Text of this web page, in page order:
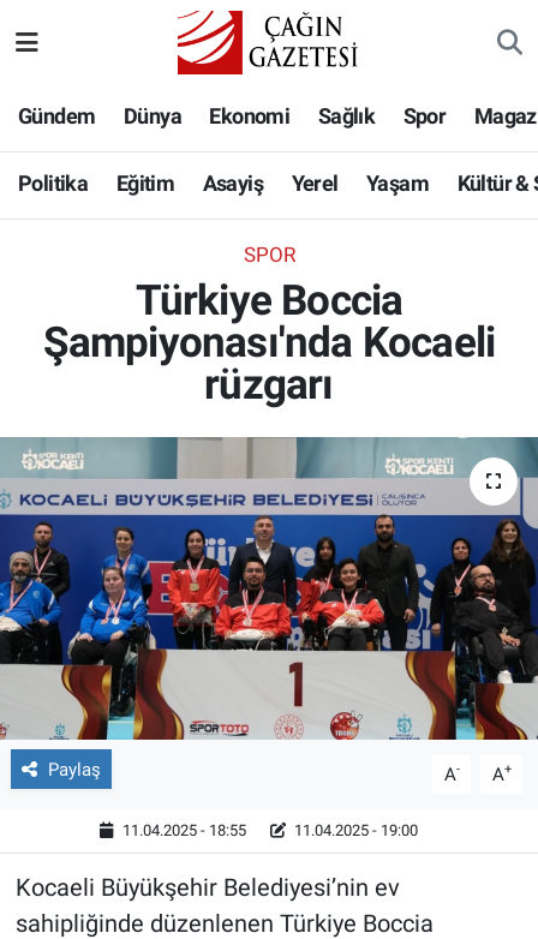
Gündem Dünya Ekonomi Sağlık Spor
Politika Eğitim Asayiş Yerel Yaşam Kültür &
SPOR
Türkiye Boccia
Şampiyonası'nda Kocaeli
rüzgarı
Paylaş A- A+
11.04.2025 - 18:55 11.04.2025 - 19:00
Kocaeli Büyükşehir Belediyesi’nin ev
sahipliğinde düzenlenen Türkiye Boccia
Eğitim
Asayiş
Yaşam
Bilim-Teknoloji
Köşe Yazıları
Röportaj
Video Galeri
Hava Durumu
Namaz Vakitleri
Süper Lig Puan Durumu ve Fikstür
Son Dakika Haberleri
Haber Arşivi